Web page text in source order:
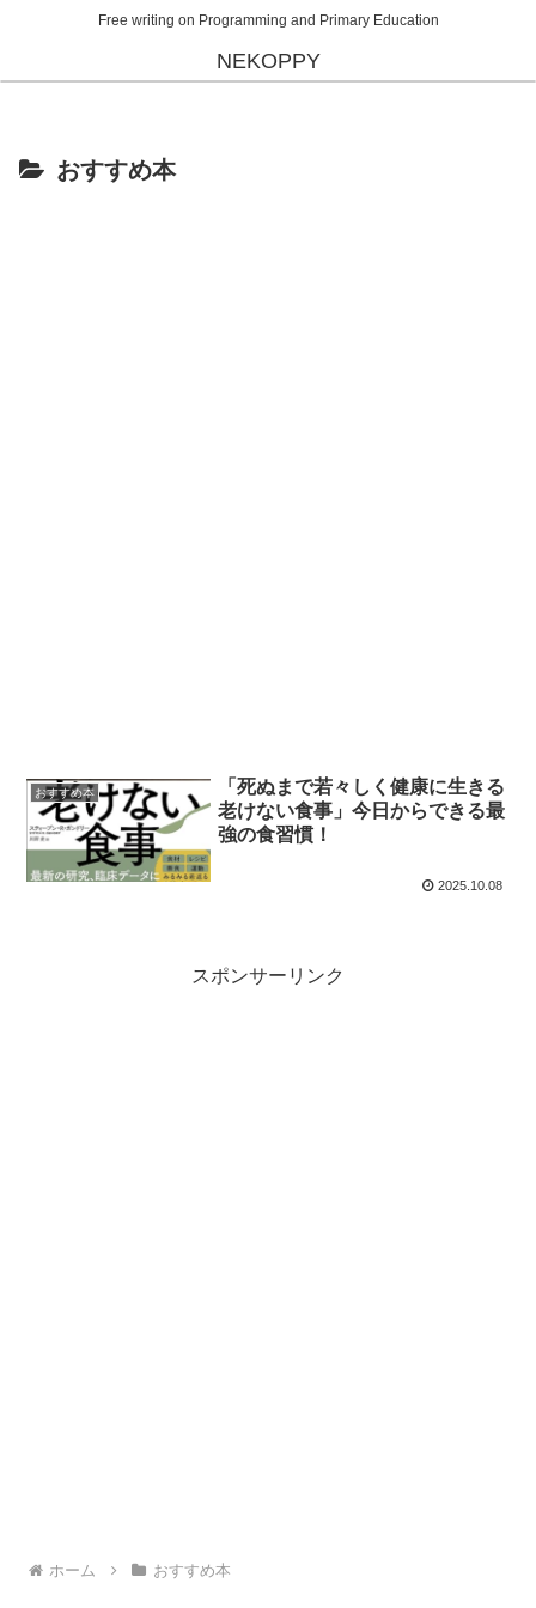
Free writing on Programming and Primary Education
NEKOPPY
おすすめ本
おすすめ本
「死ぬまで若々しく健康に生きる
老けない食事」今日からできる最
強の食習慣！
2025.10.08
スポンサーリンク
ホーム おすすめ本